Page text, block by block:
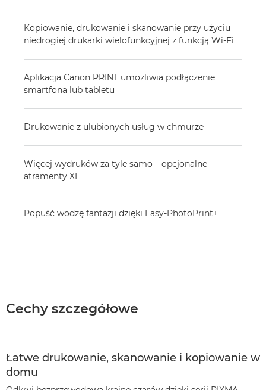
Kopiowanie, drukowanie i skanowanie przy użyciu
niedrogiej drukarki wielofunkcyjnej z funkcją Wi-Fi
Aplikacja Canon PRINT umożliwia podłączenie
smartfona lub tabletu
Drukowanie z ulubionych usług w chmurze
Więcej wydruków za tyle samo – opcjonalne
atramenty XL
Popuść wodzę fantazji dzięki Easy-PhotoPrint+
Cechy szczegółowe
Łatwe drukowanie, skanowanie i kopiowanie w
domu